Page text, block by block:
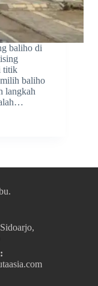
baliho di
titik
baliho
langkah